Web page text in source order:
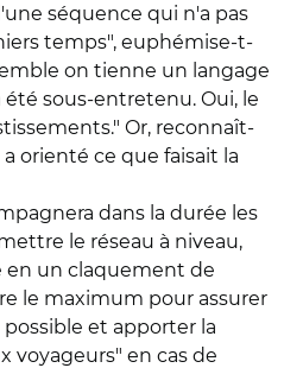
séquence qui n'a pas
temps", euphémise-t-
on tienne un langage
été sous-entretenu. Oui, le
Or, reconnaît-
orienté ce que faisait la
dans la durée les
le réseau à niveau,
en un claquement de
le maximum pour assurer
et apporter la
voyageurs" en cas de